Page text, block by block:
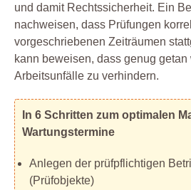
und damit Rechtssicherheit. Ein
nachweisen, dass Prüfungen
vorgeschriebenen Zeiträumen
kann beweisen, dass genug getan
Arbeitsunfälle zu verhindern.
In 6 Schritten zum optimalen
Wartungstermine
Anlegen der prüfpflichtigen
(Prüfobjekte)